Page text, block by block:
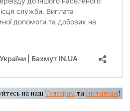
на нашТелеграм та Інстаграм!